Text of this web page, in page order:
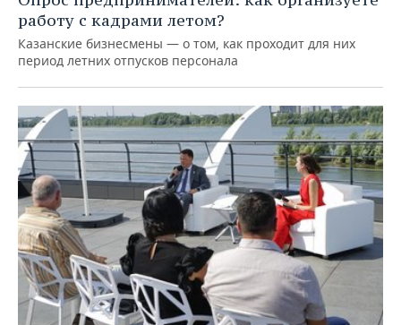
работу с кадрами летом?
Казанские бизнесмены — о том, как проходит для них
период летних отпусков персонала